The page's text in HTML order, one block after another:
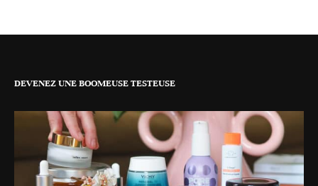
DEVENEZ UNE BOOMEUSE TESTEUSE